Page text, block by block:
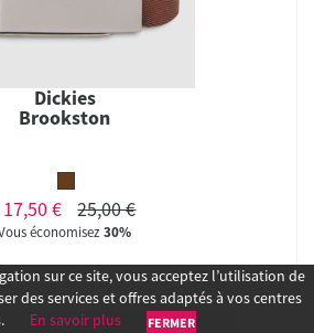
Dickies
Brookston
17,50 € 25,00 €
économisez30%
sur ce site, vous acceptez l’utilisation de
des services et offres adaptés à vos centres
En savoir plus FERMER